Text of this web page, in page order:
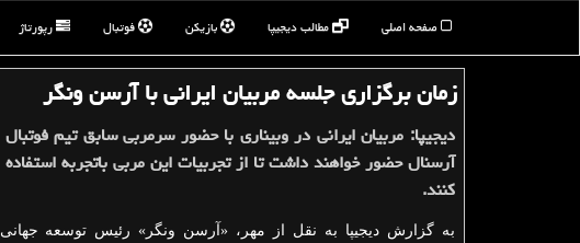
صفحه اصلی مطالب دیجیپا بازیکن فوتبال رپورتاژ
زمان برگزاری جلسه مربیان ایرانی با آرسن ونگر
دیجیپا: مربیان ایرانی در وبیناری با حضور سرمربی سابق تیم فوتبال
آرسنال حضور خواهند داشت تا از تجربیات این مربی باتجربه استفاده
كنند.
به گزارش دیجیپا به نقل از مهر، «آرسن ونگر» رئیس توسعه جهانی